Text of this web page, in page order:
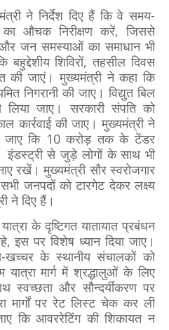
ने निर्देश दिए हैं कि वे समय-
का औचक निरीक्षण करें, जिससे
और जन समस्याओं का समाधान भी
शिविरों, तहसील दिवस
की जाएं। मुख्यमंत्री ने कहा कि
निगरानी की जाए। विद्युत बिल
लिया जाए। सरकारी संपति को
कार्रवाई की जाए। मुख्यमंत्री ने
जाए कि 10 करोड़ तक के टेंडर
इंडस्ट्री से जुड़े लोगों के साथ भी
रखें। मुख्यमंत्री सौर स्वरोजगार
जनपदों को टारगेट देकर लक्ष्य
ने दिए हैं।
के दृष्टिगत यातायात प्रबंधन
इस पर विशेष ध्यान दिया जाए।
खच्चर के स्थानीय संचालकों को
यात्रा मार्ग में श्रद्धालुओं के लिए
और सौन्दर्यीकरण पर
मार्गों पर रेट लिस्ट चेक कर ली
कि आवररेटिंग की शिकायत न